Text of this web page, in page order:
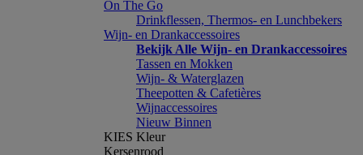
On The Go
Drinkflessen, Thermos- en Lunchbekers
Wijn- en Drankaccessoires
Bekijk Alle Wijn- en Drankaccessoires
Tassen en Mokken
Wijn- & Waterglazen
Theepotten & Cafetières
Wijnaccessoires
Nieuw Binnen
KIES Kleur
Kersenrood